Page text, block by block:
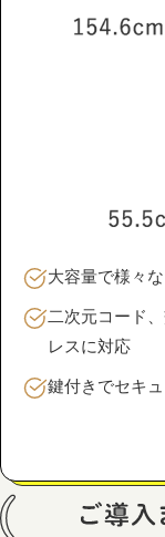
大容量で様々
二次元コード
レスに対応
鍵付きでセキ